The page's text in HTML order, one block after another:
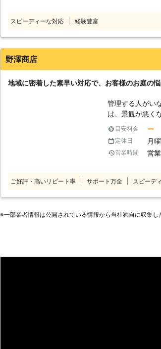
い。 ●3つのお約束をお客様に提供！ 弊社では、「迅速対応」「即日対
応」「高品質作
ことができます
す。 また弊社では、現地調査にうかがった職人が最後まで一貫対応。 高品
質な作業になる
案。 弊社は施工
などの施工経験
任せください。 ●地域最安値！枝や幹の処分費も0円 お客様の中には、植
木屋さんに依頼
るでしょう。 業
などを請求する
幹の処分費、出
小牧市を中心に
スピーディーな対応 経験豊富
野澤商店
地域に密着した素早い対応で、お客様のお庭の
管理する人がい
は、景観が悪く
てしまいます。
弊社にお任せく
ます。 ◆剪定をしないとこんなことが起こってしまいます。 ・伸び放題に
なると日差しが
す。 ・せっか
くありません。
目安料金 ー
定休日 月
営業時間 営
ご好評・高いリピート率 サポート万全 スピーデ
※⼀部業者情報は公開されている情報から当社独⾃に収集